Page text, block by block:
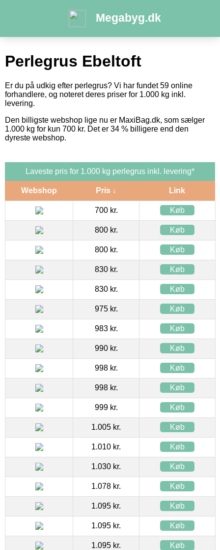
Megabyg.dk
Perlegrus Ebeltoft
Er du på udkig efter perlegrus? Vi har fundet 59 online
forhandlere, og noteret deres priser for 1.000 kg inkl.
levering.
Den billigste webshop lige nu er MaxiBag.dk, som sælger
1.000 kg for kun 700 kr. Det er 34 % billigere end den
dyreste webshop.
Laveste pris for 1.000 kg perlegrus inkl. levering*
Webshop Pris ↓ Link
700 kr. Køb
800 kr. Køb
800 kr. Køb
830 kr. Køb
830 kr. Køb
975 kr. Køb
983 kr. Køb
990 kr. Køb
998 kr. Køb
998 kr. Køb
999 kr. Køb
1.005 kr. Køb
1.010 kr. Køb
1.030 kr. Køb
1.078 kr. Køb
1.095 kr. Køb
1.095 kr. Køb
1.095 kr. Køb